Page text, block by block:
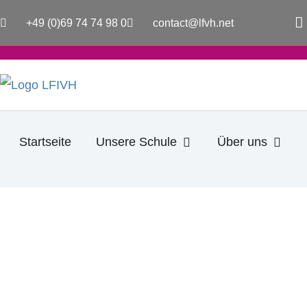
+49 (0)69 74 74 98 0 contact@lfvh.net
a
e
b
k
Startseite Unsere Schule Öffne Unsere Schule
Über uns